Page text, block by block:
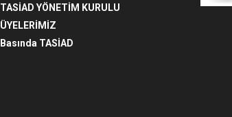
TASİAD YÖNETİM KURULU
ÜYELERİMİZ
Basında TASİAD